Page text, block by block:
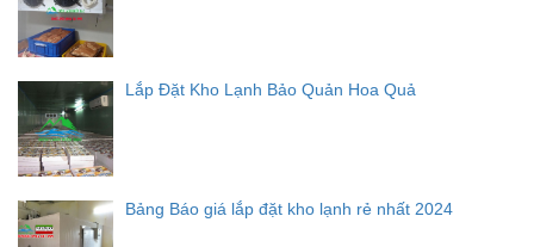
Lắp Đặt Kho Lạnh Bảo Quản Hoa Quả
Bảng Báo giá lắp đặt kho lạnh rẻ nhất 2024